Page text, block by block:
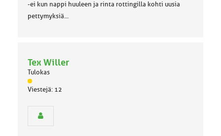
-ei kun nappi huuleen ja rinta rottingilla kohti uusia
pettymyksiä...
Tex Willer
Tulokas
J
ä
Viestejä: 12